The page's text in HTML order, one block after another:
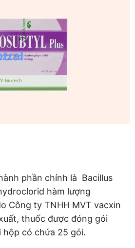
phần chính là Bacillus
hàm lượng
Công ty TNHH MVT vacxin
thuốc được đóng gói
có chứa 25 gói.